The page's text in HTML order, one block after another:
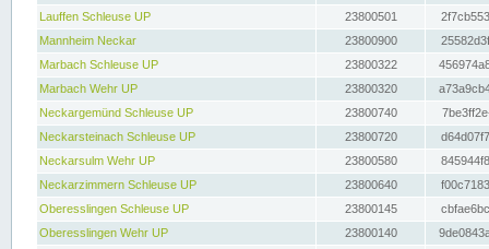
Lauffen Schleuse UP
23800501
Mannheim Neckar
23800900
Marbach Schleuse UP
23800322
Marbach Wehr UP
23800320
Neckargemünd Schleuse UP
23800740
Neckarsteinach Schleuse UP
23800720
Neckarsulm Wehr UP
23800580
Neckarzimmern Schleuse UP
23800640
Oberesslingen Schleuse UP
23800145
Oberesslingen Wehr UP
23800140